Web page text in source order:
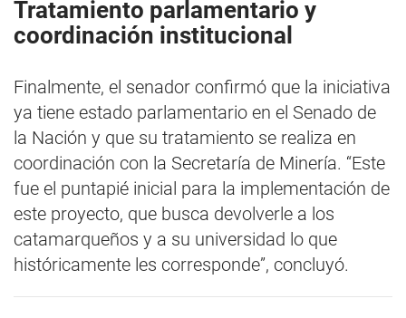
Tratamiento parlamentario y
coordinación institucional
Finalmente, el senador confirmó que la iniciativa
ya tiene estado parlamentario en el Senado de
la Nación y que su tratamiento se realiza en
coordinación con la Secretaría de Minería. “Este
fue el puntapié inicial para la implementación de
este proyecto, que busca devolverle a los
catamarqueños y a su universidad lo que
históricamente les corresponde”, concluyó.